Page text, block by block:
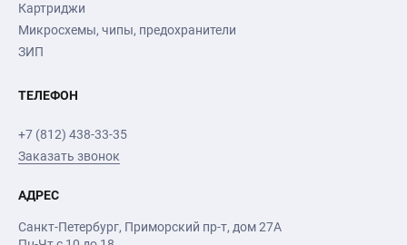
Картриджи
Микросхемы, чипы, предохранители
ЗИП
ТЕЛЕФОН
+7 (812) 438-33-35
Заказать звонок
АДРЕС
Санкт-Петербург, Приморский пр-т, дом 27А